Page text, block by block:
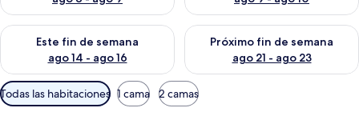
Este fin de semana
ago 14 - ago 16
Consulta la disponibilidad para este fin de semana ago 14 -
Próximo fin de semana
ago 21 - ago 23
Consulta la disponibilidad
Filtros
disponibles
Todas las habitaciones 1 cama 2 camas